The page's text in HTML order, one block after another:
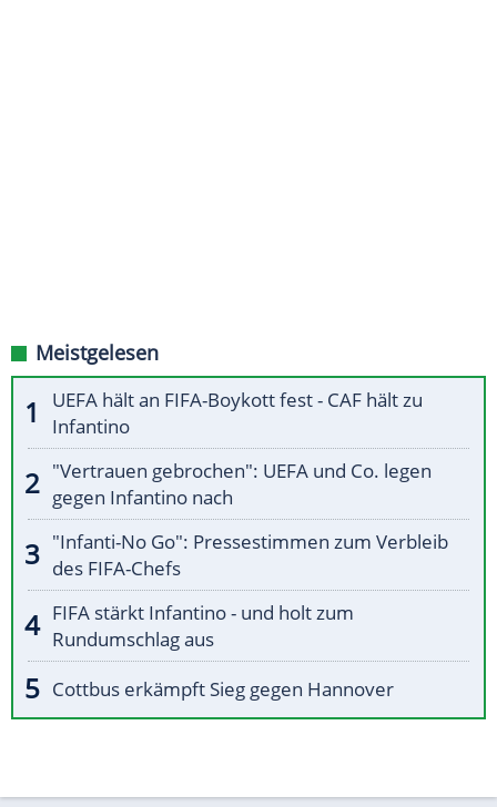
Meistgelesen
UEFA hält an FIFA-Boykott fest - CAF hält zu
Infantino
"Vertrauen gebrochen": UEFA und Co. legen
gegen Infantino nach
"Infanti-No Go": Pressestimmen zum Verbleib
des FIFA-Chefs
FIFA stärkt Infantino - und holt zum
Rundumschlag aus
Cottbus erkämpft Sieg gegen Hannover